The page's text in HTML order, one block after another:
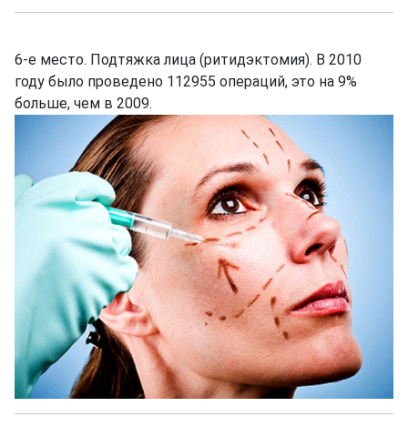
6-е место. Подтяжка лица (ритидэктомия). В 2010
году было проведено 112955 операций, это на 9%
больше, чем в 2009.